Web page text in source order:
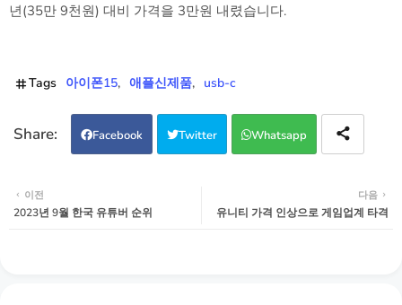
년(35만 9천원) 대비 가격을 3만원 내렸습니다.
Tags 아이폰15 애플신제품 usb-c
Facebook Twitter Whatsapp
다음
유니티 가격 인상으로 게임업계 타격
이전
2023년 9월 한국 유튜버 순위